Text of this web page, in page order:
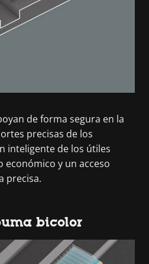
de forma segura en la
precisas de los
inteligente de los útiles
y un acceso
precisa.
bicolor